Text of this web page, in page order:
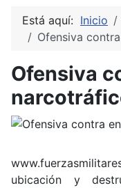
Está aquí: Inicio
Ofensiva
Ofensiva
ubicación y